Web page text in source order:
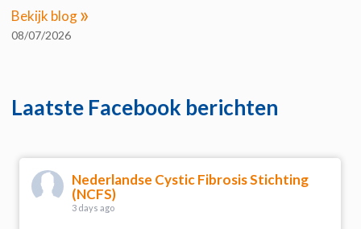
Bekijk blog»
08/07/2026
Laatste Facebook berichten
Nederlandse Cystic Fibrosis Stichting
(NCFS)
5 days ago